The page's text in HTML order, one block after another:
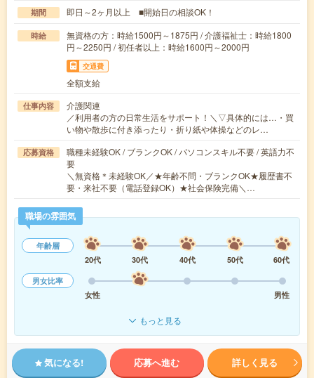
期間 即日～2ヶ月以上 ■開始日の相談OK！
時給
無資格の方：時給1500円～1875円 / 介護福祉士：時給1800
円～2250円 / 初任者以上：時給1600円～2000円
交通費
全額支給
仕事内容
介護関連
／利用者の方の日常生活をサポート！＼▽具体的には…・買
い物や散歩に付き添ったり・折り紙や体操などのレ…
応募資格
職種未経験OK / ブランクOK / パソコンスキル不要 / 英語力不
要
＼無資格＊未経験OK／★年齢不問・ブランクOK★履歴書不
要・来社不要（電話登録OK）★社会保険完備＼…
職場の雰囲気
年齢層
20代
30代 40代 50代
60代
男女比率
女性
男性
もっと見る
気になる! 応募へ進む 詳しく見る